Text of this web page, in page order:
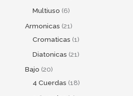
Multiuso 6
Armonicas 21
Cromaticas 1
Diatonicas 21
Bajo 20
4 Cuerdas 18